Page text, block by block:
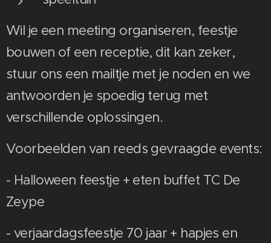
Wil je een meeting organiseren, feestje
bouwen of een receptie, dit kan zeker,
stuur ons een mailtje met je noden en we
antwoorden je spoedig terug met
verschillende oplossingen.
Voorbeelden van reeds gevraagde events:
- Halloween feestje + eten buffet TC De
Zeype
- verjaardagsfeestje 70 jaar + hapjes en